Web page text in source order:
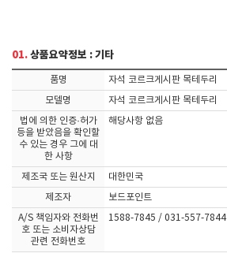
01.상품요약정보 : 기타
품명
자석 코르크게시판 목테두리
모델명
자석 코르크게시판 목테두리
법에 의한 인증·허가
등을 받았음을 확인할
수 있는 경우 그에 대
한 사항
해당사항 없음
제조국 또는 원산지
대한민국
제조자
보드포인트
A/S 책임자와 전화번
호 또는 소비자상담
관련 전화번호
1588-7845 / 031-557-7844